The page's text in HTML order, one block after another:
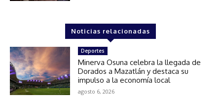
Noticias relacionadas
Deportes
Minerva Osuna celebra la llegada de
Dorados a Mazatlán y destaca su
impulso a la economía local
agosto 6, 2026